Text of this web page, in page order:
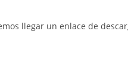
llegar un enlace de